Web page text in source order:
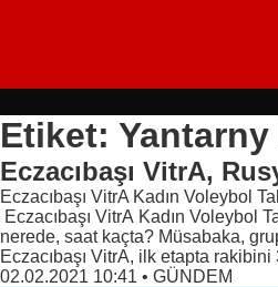
Etiket:
Eczacıbaşı VitrA,
Eczacıbaşı VitrA Kadın Voleybol
Eczacıbaşı VitrA Kadın Voleybol
nerede, saat kaçta? Müsabaka,
Eczacıbaşı VitrA, ilk etapta
02.02.2021 10:41 • GÜNDEM